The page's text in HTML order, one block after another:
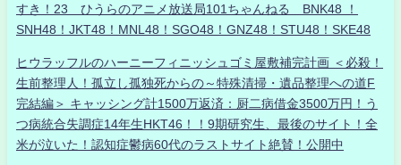
すき！23 ひうらのアニメ放送局101ちゃんねる BNK48 ！
SNH48！JKT48！MNL48！SGO48！GNZ48！STU48！SKE48
ヒウラッフルのハーニーフィニッシュゴミ屋敷補完計画 ＜必殺！
生前整理人！孤立し孤独死からの～特殊清掃・遺品整理への道F
完結編＞ キャッシング計1500万返済：厨二病借金3500万円！う
つ病統合失調症14年生HKT46！！9期研究生、最後のサイト！全
米が泣いた！認知症鬱病60代のラストサイト絶賛！公開中